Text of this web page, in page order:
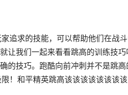
追求的技能，可以帮助他们在战
让我们一起来看看跳高的训练技巧
的技巧。跑酷向前冲刺并不是跳高
！和平精英跳高该该该该该该该